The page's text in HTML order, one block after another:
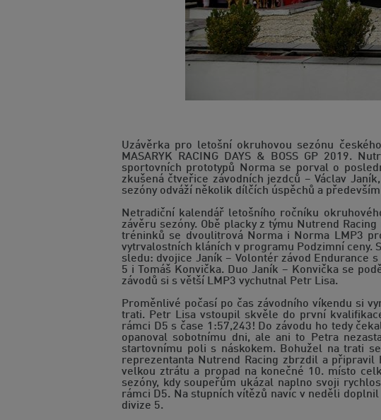
Uzávěrka pro letošní okruhovou sezónu
MASARYK RACING DAYS & BOSS GP 2019.
sportovních prototypů Norma se porval o
zkušená čtveřice závodních jezdců – Václav
sezóny odváží několik dílčích úspěchů a
Netradiční kalendář letošního ročníku
závěru sezóny. Obě placky z týmu Nutrend
tréninků se dvoulitrová Norma i Norma LMP3
vytrvalostních kláních v programu Podzimní ceny.
sledu: dvojice Janík – Volontér závod Endurance
5 i Tomáš Konvička. Duo Janík – Konvička se
závodů si s větší LMP3 vychutnal Petr Lisa.
Proměnlivé počasí po čas závodního víkendu si
trati. Petr Lisa vstoupil skvěle do první
rámci D5 s čase 1:57,243! Do závodu ho tedy
opanoval sobotnímu dni, ale ani to Petra
startovnímu poli s náskokem. Bohužel na trati
reprezentanta Nutrend Racing zbrzdil a
velkou ztrátu a propad na konečné 10. místo
sezóny, kdy soupeřům ukázal naplno svoji
rámci D5. Na stupních vítězů navíc v neděli
divize 5.